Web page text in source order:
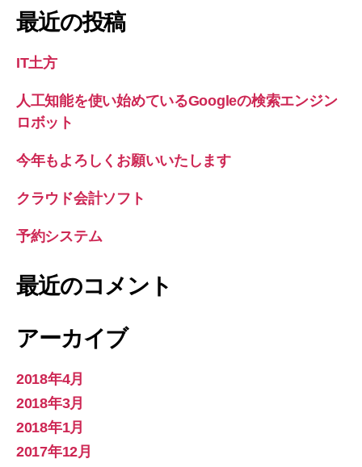
象:
最近の投稿
IT土方
人工知能を使い始めているGoogleの検索エンジン
ロボット
今年もよろしくお願いいたします
クラウド会計ソフト
予約システム
最近のコメント
アーカイブ
2018年4月
2018年3月
2018年1月
2017年12月